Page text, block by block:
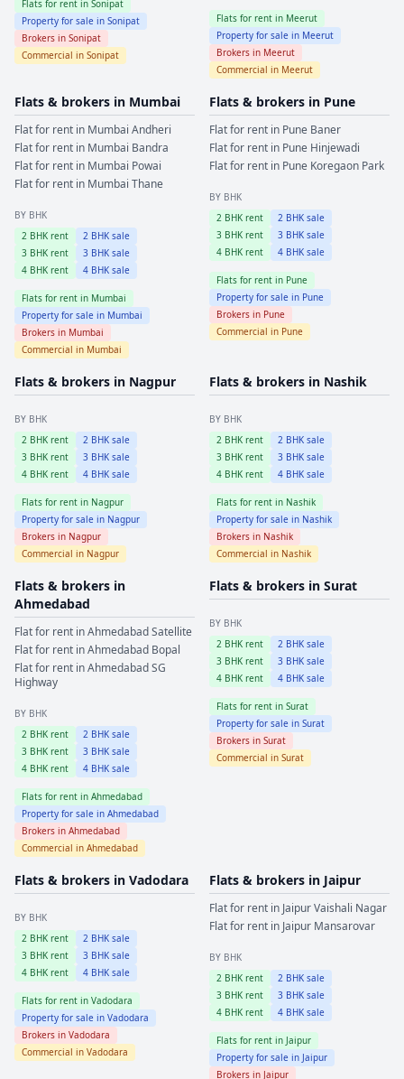
Flats for rent in Sonipat
Property for sale in Sonipat
Brokers in Sonipat
Commercial in Sonipat
Flats for rent in Meerut
Property for sale in Meerut
Brokers in Meerut
Commercial in Meerut
Flats & brokers in Mumbai
Flat for rent in Mumbai Andheri
Flat for rent in Mumbai Bandra
Flat for rent in Mumbai Powai
Flat for rent in Mumbai Thane
BY BHK
2 BHK rent 2 BHK sale
3 BHK rent 3 BHK sale
4 BHK rent 4 BHK sale
Flats for rent in Mumbai
Property for sale in Mumbai
Brokers in Mumbai
Commercial in Mumbai
Flats & brokers in Pune
Flat for rent in Pune Baner
Flat for rent in Pune Hinjewadi
Flat for rent in Pune Koregaon Park
BY BHK
2 BHK rent 2 BHK sale
3 BHK rent 3 BHK sale
4 BHK rent 4 BHK sale
Flats for rent in Pune
Property for sale in Pune
Brokers in Pune
Commercial in Pune
Flats & brokers in Nagpur
BY BHK
2 BHK rent 2 BHK sale
3 BHK rent 3 BHK sale
4 BHK rent 4 BHK sale
Flats for rent in Nagpur
Property for sale in Nagpur
Brokers in Nagpur
Commercial in Nagpur
Flats & brokers in Nashik
BY BHK
2 BHK rent 2 BHK sale
3 BHK rent 3 BHK sale
4 BHK rent 4 BHK sale
Flats for rent in Nashik
Property for sale in Nashik
Brokers in Nashik
Commercial in Nashik
Flats & brokers in
Ahmedabad
Flat for rent inAhmedabadSatellite
Flat for rent inAhmedabad Bopal
Flat for rent inAhmedabadSG
Highway
BY BHK
2 BHK rent 2 BHK sale
3 BHK rent 3 BHK sale
4 BHK rent 4 BHK sale
Flats for rent in Ahmedabad
Property for sale in Ahmedabad
Brokers in Ahmedabad
Commercial in Ahmedabad
Flats & brokers in Surat
BY BHK
2 BHK rent 2 BHK sale
3 BHK rent 3 BHK sale
4 BHK rent 4 BHK sale
Flats for rent in Surat
Property for sale in Surat
Brokers in Surat
Commercial in Surat
Flats & brokers in Vadodara
BY BHK
2 BHK rent 2 BHK sale
3 BHK rent 3 BHK sale
4 BHK rent 4 BHK sale
Flats for rent in Vadodara
Property for sale in Vadodara
Brokers in Vadodara
Commercial in Vadodara
Flats & brokers in Jaipur
Flat for rent in JaipurVaishali Nagar
Flat for rent in Jaipur Mansarovar
BY BHK
2 BHK rent 2 BHK sale
3 BHK rent 3 BHK sale
4 BHK rent 4 BHK sale
Flats for rent in Jaipur
Property for sale in Jaipur
Brokers in Jaipur